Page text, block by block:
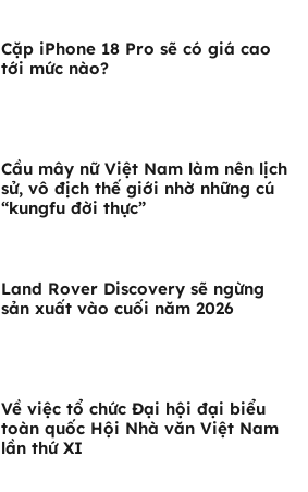
Cặp iPhone 18 Pro sẽ có giá cao
tới mức nào?
Cầu mây nữ Việt Nam làm nên lịch
sử, vô địch thế giới nhờ những cú
“kungfu đời thực”
Land Rover Discovery sẽ ngừng
sản xuất vào cuối năm 2026
Về việc tổ chức Đại hội đại biểu
toàn quốc Hội Nhà văn Việt Nam
lần thứ XI